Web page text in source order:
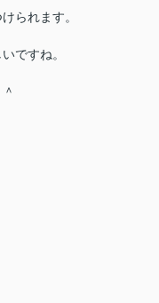
られます。
ですね。